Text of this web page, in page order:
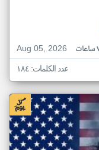
Aug 05, 2026
عدد الكلمات: ١٨٤